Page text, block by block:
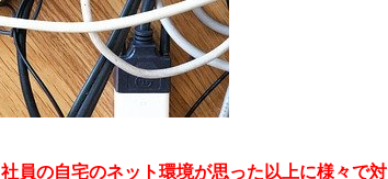
社員の自宅のネット環境が思った以上に様々で対